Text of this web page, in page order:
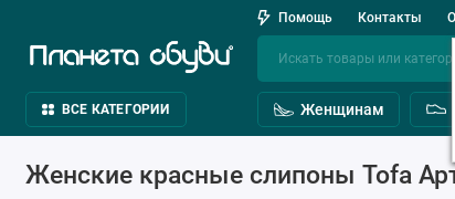
Помощь Контакты
ВСЕ КАТЕГОРИИ Женщинам
Женские красные слипоны Tofa